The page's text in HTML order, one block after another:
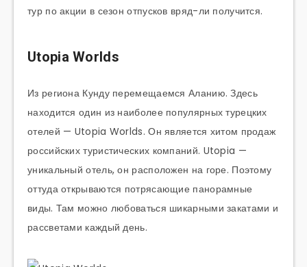
тур по акции в сезон отпусков вряд-ли получится.
Utopia Worlds
Из региона Кунду перемещаемся Аланию. Здесь
находится один из наиболее популярных турецких
отелей — Utopia Worlds. Он является хитом продаж
российских туристических компаний. Utopia —
уникальный отель, он расположен на горе. Поэтому
оттуда открываются потрясающие панорамные
виды. Там можно любоваться шикарными закатами и
рассветами каждый день.